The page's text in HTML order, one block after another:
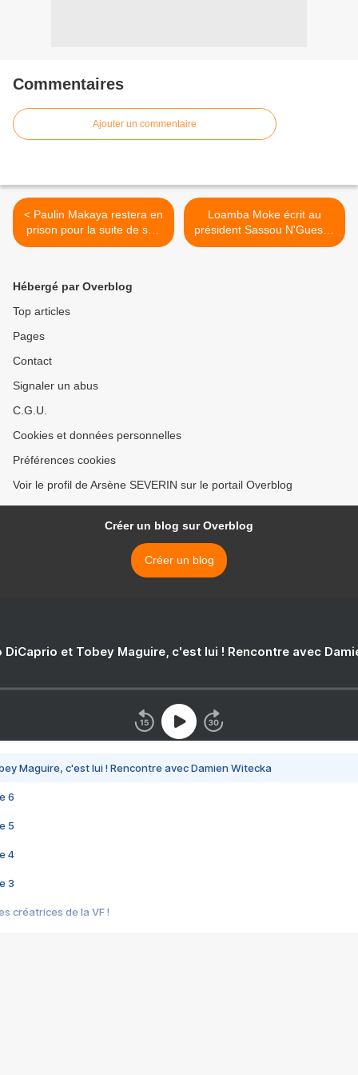
Commentaires
Ajouter un commentaire
< Paulin Makaya restera en
prison pour la suite de son
procès ouvert ce lundi
Loamba Moke écrit au
président Sassou N'Guesso
pour libérer les "prisonniers
Hébergé par Overblog
Top articles
Pages
Contact
Signaler un abus
C.G.U.
Cookies et données personnelles
Préférences cookies
Voir le profil de Arsène SEVERIN sur le portail Overblog
Créer un blog sur Overblog
Créer un blog
DiCaprio et Tobey Maguire, c'est lui ! Rencontre avec
Maguire, c'est lui ! Rencontre avec Damien Witecka
6
5
4
3
créatrices de la VF !